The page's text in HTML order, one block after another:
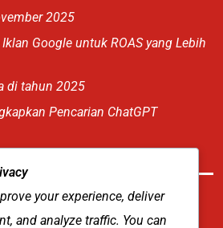
2025
Google untuk ROAS yang Lebih
di tahun 2025
Pencarian ChatGPT
your experience, deliver
and analyze traffic. You can